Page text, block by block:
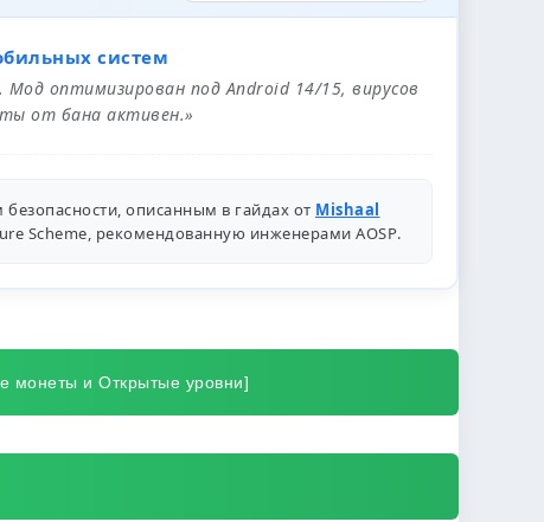
систем
оптимизирован под Android 14/15, вирусов
от бана активен.»
описанным в гайдах от Mishaal
Scheme, рекомендованную инженерами AOSP.
монеты и Открытые уровни]